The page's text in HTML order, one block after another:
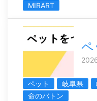
MIRART
ペ
ペット 岐阜県
命のバトン